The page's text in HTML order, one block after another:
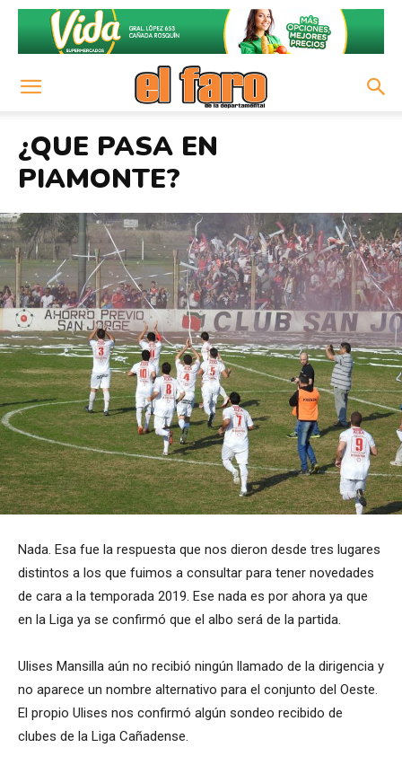
¿QUE PASA EN
PIAMONTE?
Nada. Esa fue la respuesta que nos dieron desde tres lugares
distintos a los que fuimos a consultar para tener novedades
de cara a la temporada 2019. Ese nada es por ahora ya que
en la Liga ya se confirmó que el albo será de la partida.
Ulises Mansilla aún no recibió ningún llamado de la dirigencia y
no aparece un nombre alternativo para el conjunto del Oeste.
El propio Ulises nos confirmó algún sondeo recibido de
clubes de la Liga Cañadense.